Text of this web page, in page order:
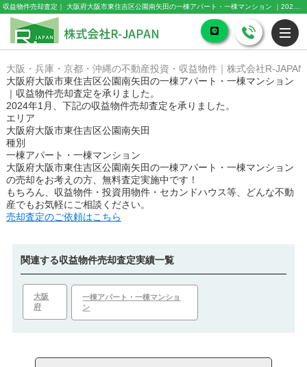
大阪・兵庫・京都・沖縄の不動産投資・収益物件｜株式会社R-JAPAN
大阪府大阪市東住吉区公園南矢田の一棟アパート・一棟マンション
｜収益物件売却査定を承りました。
2024年1月、下記の収益物件売却査定を承りました。
エリア
大阪府大阪市東住吉区公園南矢田
種別
一棟アパート・一棟マンション
大阪府大阪市東住吉区公園南矢田の一棟アパート・一棟マンション
の売却をお考えの方、無料査定実施中です！
もちろん、収益物件・投資用物件・セカンドハウス等、どんな不動
産でもお気軽にご相談ください。
売却査定のご依頼はこちら
関連する収益物件売却査定実績一覧
大阪
府
一棟アパート・一棟マンショ
ン